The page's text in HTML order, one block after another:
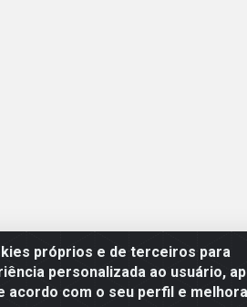
próprios e de terceiros para
personalizada ao usuário,
acordo com o seu perfil e
Mercante Distribuidora - Rua